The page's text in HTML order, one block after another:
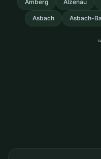
Alzenau
Amberg
Asbach-
Asbach